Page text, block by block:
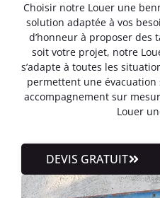
Choisir notre Louer une
solution adaptée à vos
d’honneur à proposer
soit votre projet, notre
s’adapte à toutes les
permettent une évacuation
accompagnement sur
Louer
DEVIS GRATUIT